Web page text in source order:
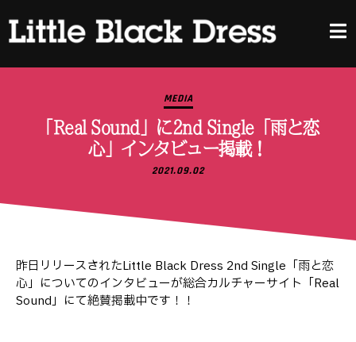
MEDIA
「Real Sound」に2nd Single「雨と恋
心」インタビュー掲載！
2021.09.02
昨日リリースされたLittle Black Dress 2nd Single「雨と恋
心」についてのインタビューが総合カルチャーサイト「Real
Sound」にて絶賛掲載中です！！